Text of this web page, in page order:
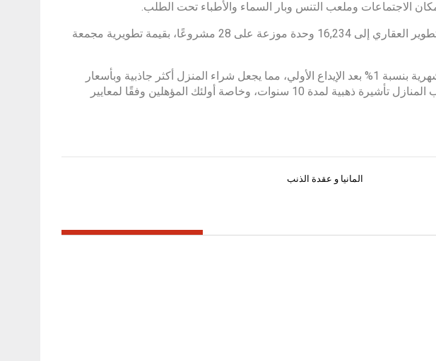
الاجتماعات وملعب التنس وبار السماء والأطباء تحت الطلب.
ومع برج Bayz101، تصل محفظة مشاريع دانوب للتطوير العقاري إلى 16,234 وحدة موزعة على 28 مشروعًا، بقيمة تطويرية مجمعة
تأتي منازل دانوب للتطوير العقاري مع خطة سداد شهرية بنسبة 1% بعد الإيداع الأولي، مما يجعل شراء المنزل أكثر جاذبية وبأسعار
معقولة. تقدم شركة دانوب للتطوير العقاري لأصحاب المنازل تأشيرة ذهبية لمدة 10 سنوات، وخاصة أولئك المؤهلين وفقًا لمعايير
المانيا و عقدة الذنب